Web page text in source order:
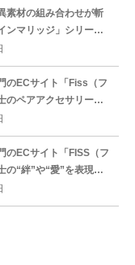
素材の組み合わせが斬
ンマリッジ」シリーズ
本突破。“主役は女
セプト。
のECサイト「Fiss（フ
のペアアクセサリーラ
フィス-オム-）」の販
のECサイト「FISS（フ
の“絆”や“愛”を表現す
（ひめごと）」の新